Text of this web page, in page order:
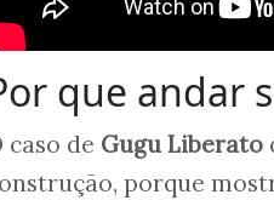
que andar
caso de Gugu Liberato
porque